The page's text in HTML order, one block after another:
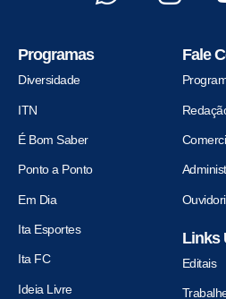
Programas
Diversidade
ITN
É Bom Saber
Ponto a Ponto
Em Dia
Ita Esportes
Ita FC
Ideia Livre
Fale
Links
Editais